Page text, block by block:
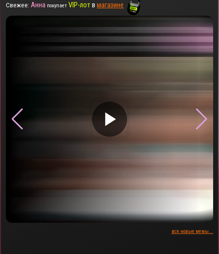
Свежее: Анна покупает VIP-лотвмагазине
▶
все новые мемы...